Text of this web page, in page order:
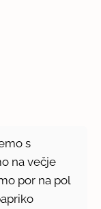
s
na večje
por na pol